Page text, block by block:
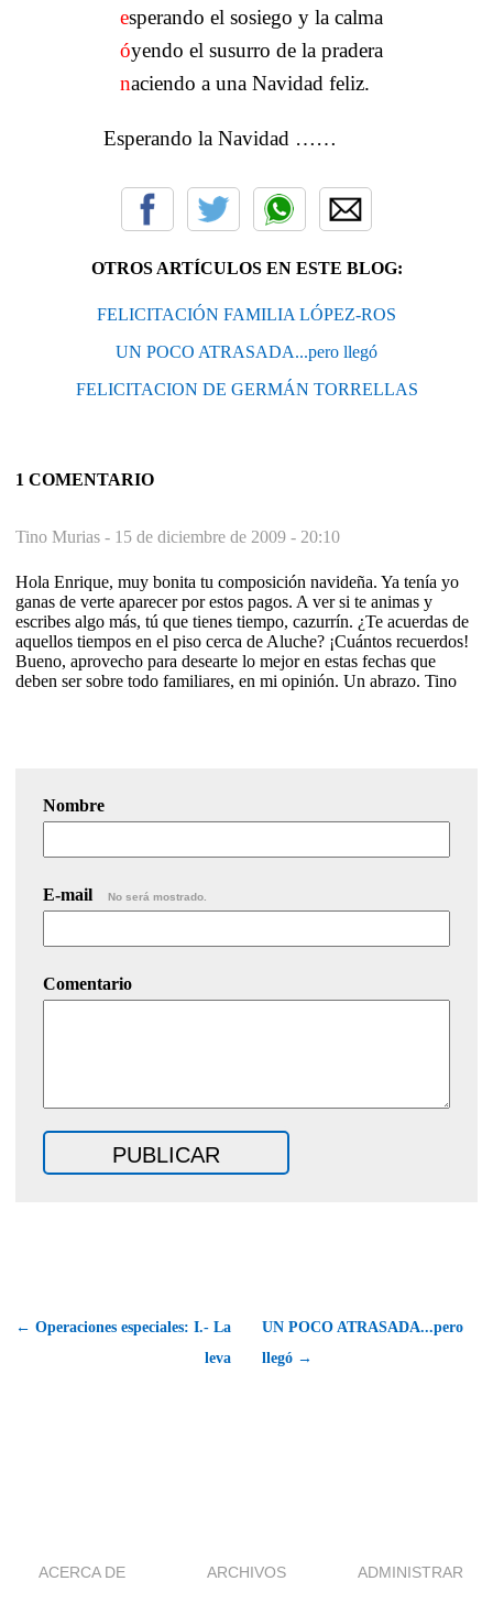
esperando el sosiego y la calma
óyendo el susurro de la pradera
naciendo a una Navidad feliz.
Esperando la Navidad ……
OTROS ARTÍCULOS EN ESTE BLOG:
FELICITACIÓN FAMILIA LÓPEZ-ROS
UN POCO ATRASADA...pero llegó
FELICITACION DE GERMÁN TORRELLAS
1 COMENTARIO
Tino Murias - 15 de diciembre de 2009 - 20:10
Hola Enrique, muy bonita tu composición navideña. Ya tenía yo
ganas de verte aparecer por estos pagos. A ver si te animas y
escribes algo más, tú que tienes tiempo, cazurrín. ¿Te acuerdas de
aquellos tiempos en el piso cerca de Aluche? ¡Cuántos recuerdos!
Bueno, aprovecho para desearte lo mejor en estas fechas que
deben ser sobre todo familiares, en mi opinión. Un abrazo. Tino
Nombre
E-mail No será mostrado.
Comentario
← Operaciones especiales: I.- La
leva
UN POCO ATRASADA...pero
llegó →
ACERCA DE ARCHIVOS ADMINISTRAR